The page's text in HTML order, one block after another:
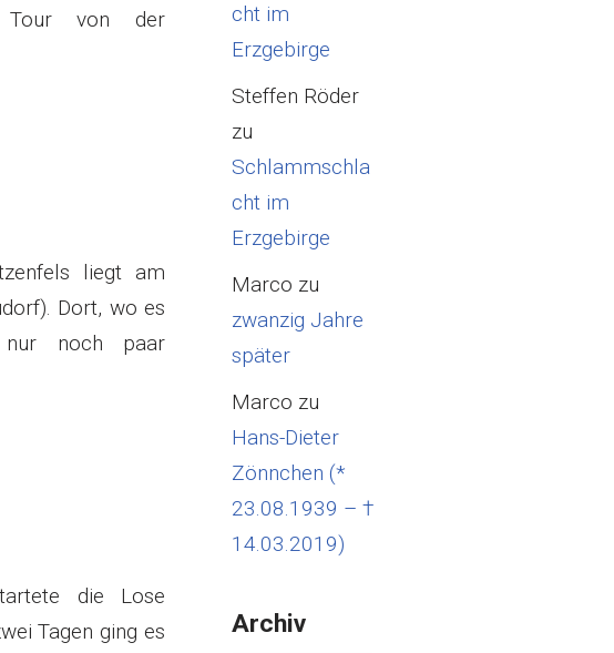
Tour von der
liegt am
Dort, wo es
noch paar
die Lose
Tagen ging es
cht im
Erzgebirge
Steffen Röder
zu
Schlammschla
cht im
Erzgebirge
Marco zu
zwanzig Jahre
später
Marco zu
Hans-Dieter
Zönnchen (*
23.08.1939 – †
14.03.2019)
Archiv